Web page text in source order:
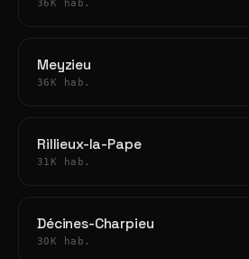
36K hab.
Meyzieu
36K hab.
Rillieux-la-Pape
31K hab.
Décines-Charpieu
30K hab.